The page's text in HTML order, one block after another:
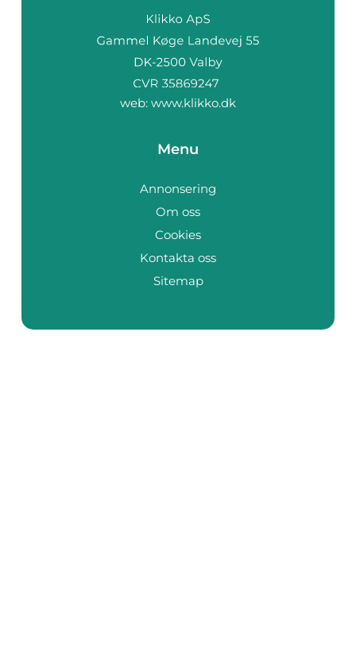
web: www.klikko.dk
Menu
Annonsering
Om oss
Cookies
Kontakta oss
Sitemap